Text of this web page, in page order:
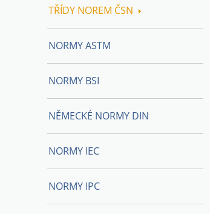
TŘÍDY NOREM ČSN
NORMY ASTM
NORMY BSI
NĚMECKÉ NORMY DIN
NORMY IEC
NORMY IPC